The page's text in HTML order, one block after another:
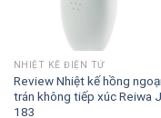
NHIỆT KẾ ĐIỆN TỬ
Review Nhiệt kế hồng
trán không tiếp xúc Reiwa
183